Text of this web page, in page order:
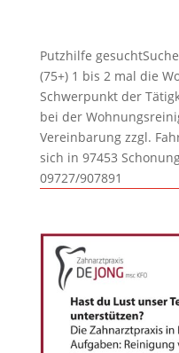
Putzhilfe
(75+) 1 bis 2 mal die
Schwerpunkt der
bei der
Vereinbarung zzgl.
sich in 97453
09727/907891